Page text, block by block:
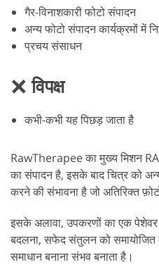
गैर-विनाशकारी फोटो संपादन
अन्य फोटो संपादन कार्यक्रमों में
प्रचय संसाधन
विपक्ष
कभी-कभी यह पिछड़ जाता है
RawTherapee का मुख्य मिशन
का संपादन है, इसके बाद चित्र को
करने की संभावना है जो अतिरिक्त
इसके अलावा, उपकरणों का एक पेशेवर
बदलना, सफेद संतुलन को
समाधान बनाना संभव बनाता है।